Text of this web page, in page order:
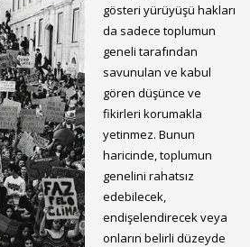
gösteri yürüyüşü hakları
da sadece toplumun
geneli tarafından
savunulan ve kabul
gören düşünce ve
fikirleri korumakla
yetinmez. Bunun
haricinde, toplumun
genelini rahatsız
edebilecek,
endişelendirecek veya
onların belirli düzeyde